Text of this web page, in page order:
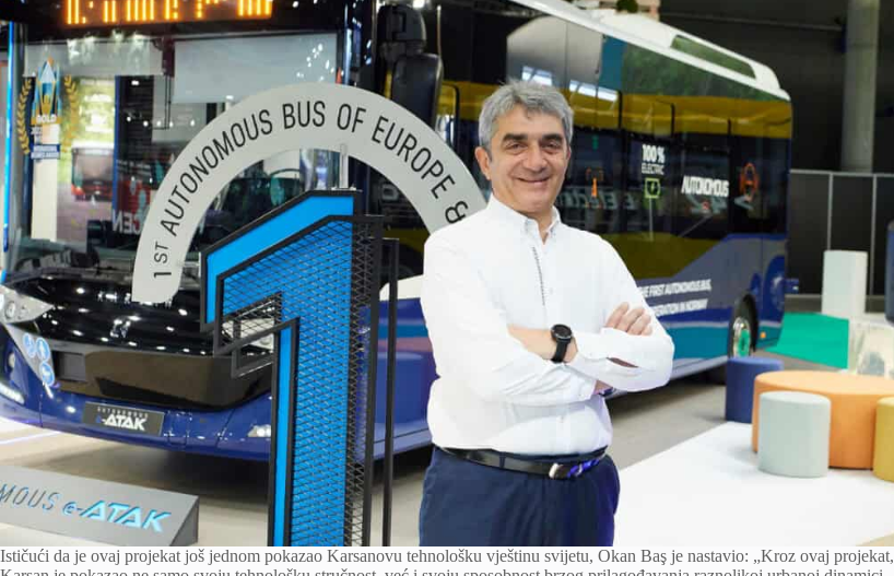
Ističući da je ovaj projekat još jednom pokazao Karsanovu tehnološku vještinu svijetu, Okan Baş je nastavio: „Kroz ovaj projekat,